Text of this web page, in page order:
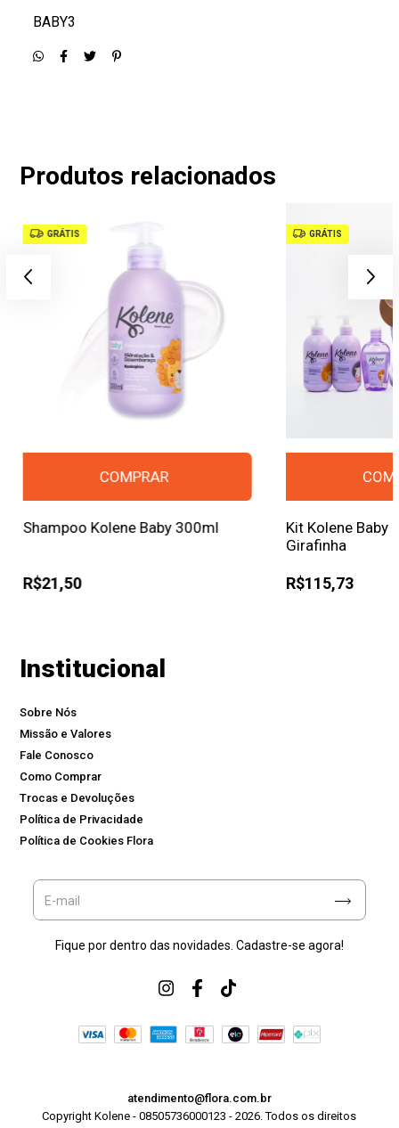
BABY3
Produtos relacionados
GRÁTIS
Shampoo Kolene Baby 300ml
R$21,50
GRÁTIS
Kit Kolene Baby
Girafinha
R$115,73
Institucional
Sobre Nós
Missão e Valores
Fale Conosco
Como Comprar
Trocas e Devoluções
Política de Privacidade
Política de Cookies Flora
atendimento@flora.com.br
Copyright Kolene - 08505736000123 - 2026. Todos os direitos
Fique por dentro das novidades. Cadastre-se agora!